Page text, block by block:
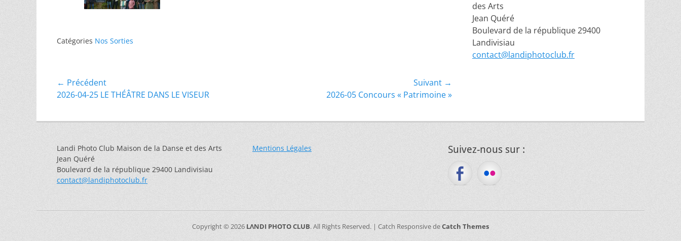
Catégories Nos Sorties
Navigation
de
l’article
← Précédent
Article
2026-04-25 LE THÉÂTRE DANS LE VISEUR
Suivant →
2026-05 Concours « Patrimoine »
des Arts
Jean Quéré
Boulevard de la république 29400
Landivisiau
contact@landiphotoclub.fr
Landi Photo Club Maison de la Danse et des Arts
Jean Quéré
Boulevard de la république 29400 Landivisiau
contact@landiphotoclub.fr
Mentions Légales Suivez-nous sur :
Copyright © 2026 LΛNDI PHOTO CLUB. All Rights Reserved. | Catch Responsive deCatch Themes